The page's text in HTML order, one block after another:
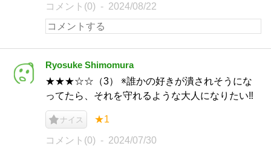
コメント(0) 2024/08/22
Ryosuke Shimomura
★★★☆☆（3） ※誰かの好きが潰されそうにな
ってたら、それを守れるような大人になりたい‼
ナイス ★1
コメント(0) 2024/07/30